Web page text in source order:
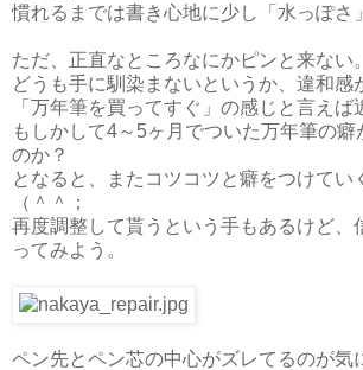
慣れるまでは書き心地に少し「水っぽさ
ただ、正直なところなにかピンと来ない。
どうも手に馴染まないというか、違和感
「万年筆を買ってすぐ」の感じと言えば
もしかして4～5ヶ月でついた万年筆の癖
のか？
となると、またコツコツと癖をつけてい
（＾＾；
再度調整して貰うという手もあるけど、
ってみよう。
ペン先とペン芯の中心がズレてるのが気